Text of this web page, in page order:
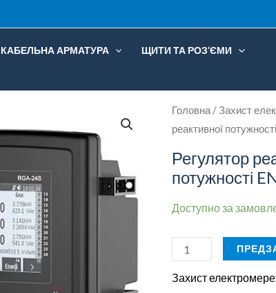
КАБЕЛЬНА АРМАТУРА
ЩИТИ ТА РОЗ’ЄМИ
Головна /Захист
реактивної
Регулятор
потужності
Доступно за
Регулятор
реактивної
потужності
ENTES
RGA-
20S
Захист